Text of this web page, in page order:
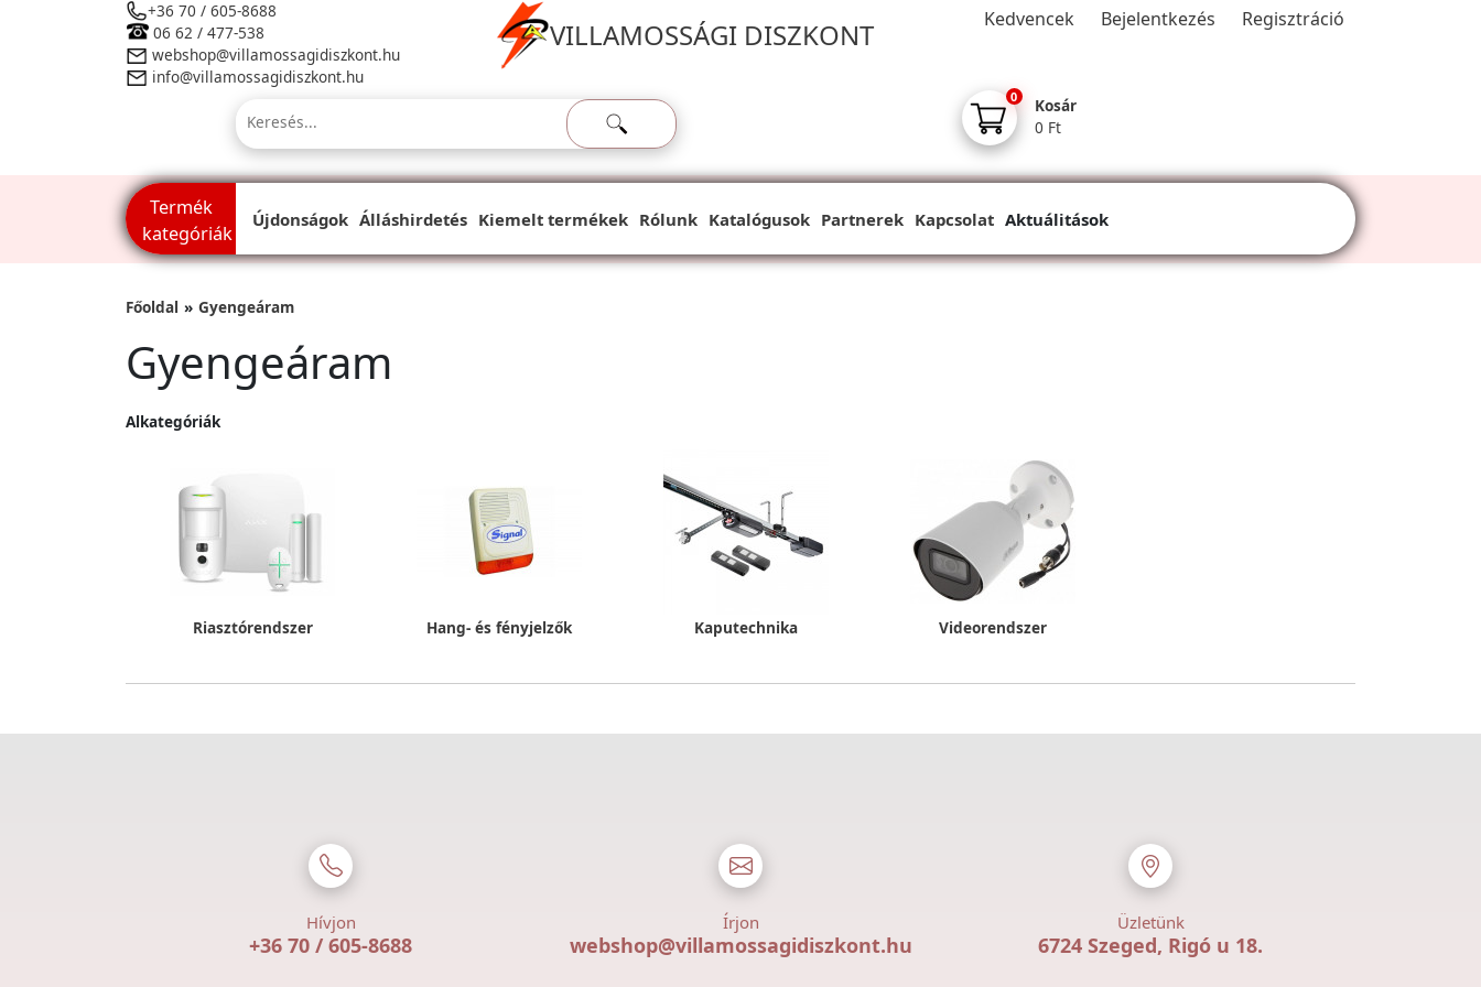
+36 70 / 605-8688
06 62 / 477-538
webshop@villamossagidiszkont.hu
info@villamossagidiszkont.hu
VILLAMOSSÁGI DISZKONT Kedvencek Bejelentkezés Regisztráció
0
Kosár
0 Ft
Termék
kategóriák
Újdonságok Álláshirdetés Kiemelt termékek Rólunk Katalógusok Partnerek Kapcsolat Aktuálitások
Főoldal Gyengeáram
Gyengeáram
Alkategóriák
Riasztórendszer Hang- és fényjelzők Kaputechnika Videorendszer
Hívjon
+36 70 / 605-8688
Írjon
webshop@villamossagidiszkont.hu
Üzletünk
6724 Szeged, Rigó u 18.